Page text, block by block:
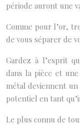
période auront une
Comme pour l’or,
de vous séparer de
Gardez à l’esprit
dans la pièce et
métal deviennent
potentiel en tant
Le plus connu de